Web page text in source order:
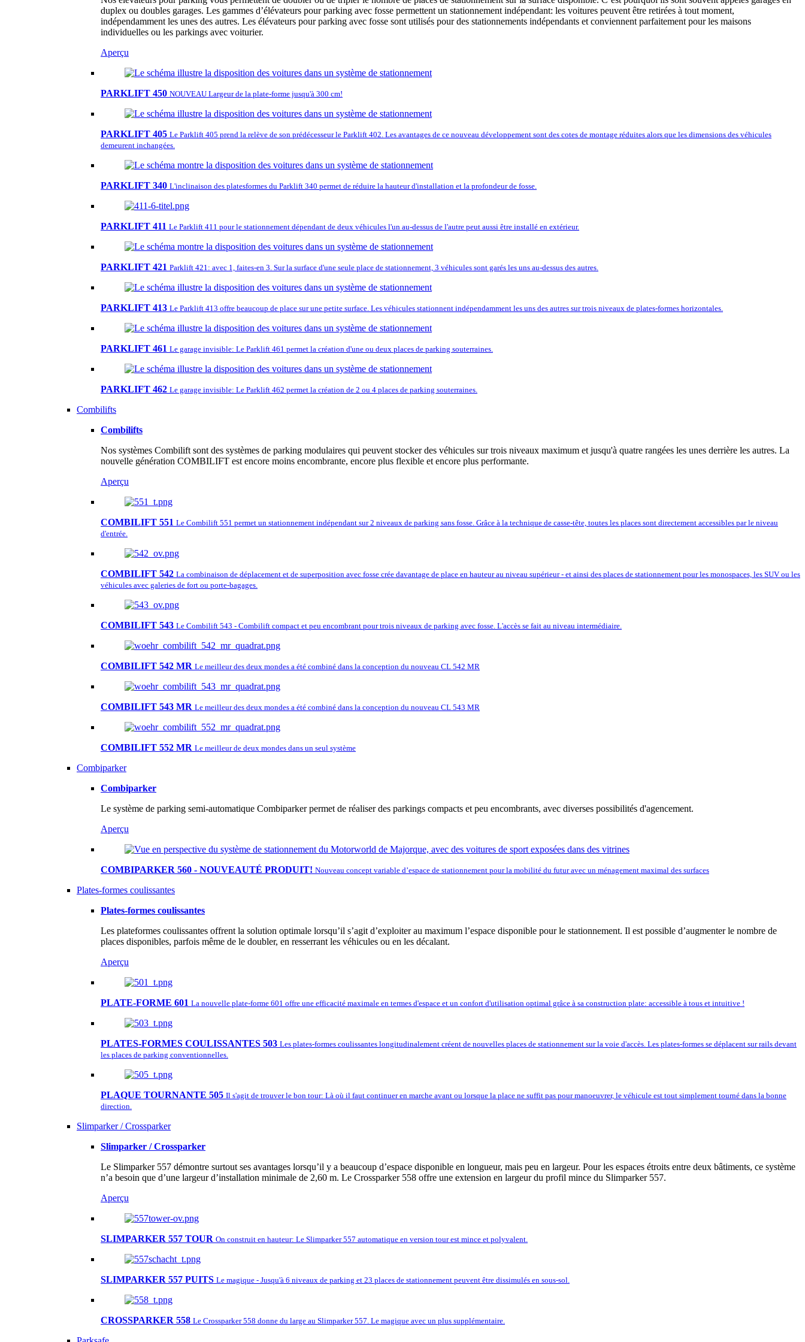
duplex ou doubles garages. Les gammes d’élévateurs pour parking avec fosse permettent un stationnement indépendant: les voitures peuvent être retirées à tout moment,
indépendamment les unes des autres. Les élévateurs pour parking avec fosse sont utilisés pour des stationnements indépendants et conviennent parfaitement pour les maisons
individuelles ou les parkings avec voiturier.
Aperçu
PARKLIFT 450 NOUVEAU Largeur de la plate-forme jusqu'à 300 cm!
PARKLIFT 405 Le Parklift 405 prend la relève de son prédécesseur le Parklift 402. Les avantages de ce nouveau développement sont des cotes de montage réduites alors que les dimensions des véhicules
demeurent inchangées.
PARKLIFT 340 L'inclinaison des platesformes du Parklift 340 permet de réduire la hauteur d'installation et la profondeur de fosse.
PARKLIFT 411 Le Parklift 411 pour le stationnement dépendant de deux véhicules l'un au-dessus de l'autre peut aussi être installé en extérieur.
PARKLIFT 421 Parklift 421: avec 1, faites-en 3. Sur la surface d'une seule place de stationnement, 3 véhicules sont garés les uns au-dessus des autres.
PARKLIFT 413 Le Parklift 413 offre beaucoup de place sur une petite surface. Les véhicules stationnent indépendamment les uns des autres sur trois niveaux de plates-formes horizontales.
PARKLIFT 461 Le garage invisible: Le Parklift 461 permet la création d'une ou deux places de parking souterraines.
PARKLIFT 462 Le garage invisible: Le Parklift 462 permet la création de 2 ou 4 places de parking souterraines.
Combilifts
Combilifts
Nos systèmes Combilift sont des systèmes de parking modulaires qui peuvent stocker des véhicules sur trois niveaux maximum et jusqu'à quatre rangées les unes derrière les autres. La
nouvelle génération COMBILIFT est encore moins encombrante, encore plus flexible et encore plus performante.
Aperçu
COMBILIFT 551 Le Combilift 551 permet un stationnement indépendant sur 2 niveaux de parking sans fosse. Grâce à la technique de casse-tête, toutes les places sont directement accessibles par le niveau
d'entrée.
COMBILIFT 542 La combinaison de déplacement et de superposition avec fosse crée davantage de place en hauteur au niveau supérieur - et ainsi des places de stationnement pour les monospaces, les SUV ou les
véhicules avec galeries de fort ou porte-bagages.
COMBILIFT 543 Le Combilift 543 - Combilift compact et peu encombrant pour trois niveaux de parking avec fosse. L'accès se fait au niveau intermédiaire.
COMBILIFT 542 MR Le meilleur des deux mondes a été combiné dans la conception du nouveau CL 542 MR
COMBILIFT 543 MR Le meilleur des deux mondes a été combiné dans la conception du nouveau CL 543 MR
COMBILIFT 552 MR Le meilleur de deux mondes dans un seul système
Combiparker
Combiparker
Le système de parking semi-automatique Combiparker permet de réaliser des parkings compacts et peu encombrants, avec diverses possibilités d'agencement.
Aperçu
COMBIPARKER 560 - NOUVEAUTÉ PRODUIT! Nouveau concept variable d’espace de stationnement pour la mobilité du futur avec un ménagement maximal des surfaces
Plates-formes coulissantes
Plates-formes coulissantes
Les plateformes coulissantes offrent la solution optimale lorsqu’il s’agit d’exploiter au maximum l’espace disponible pour le stationnement. Il est possible d’augmenter le nombre de
places disponibles, parfois même de le doubler, en resserrant les véhicules ou en les décalant.
Aperçu
PLATE-FORME 601 La nouvelle plate-forme 601 offre une efficacité maximale en termes d'espace et un confort d'utilisation optimal grâce à sa construction plate: accessible à tous et intuitive !
PLATES-FORMES COULISSANTES 503 Les plates-formes coulissantes longitudinalement créent de nouvelles places de stationnement sur la voie d'accès. Les plates-formes se déplacent sur rails devant
les places de parking conventionnelles.
PLAQUE TOURNANTE 505 Il s'agit de trouver le bon tour: Là où il faut continuer en marche avant ou lorsque la place ne suffit pas pour manoeuvrer, le véhicule est tout simplement tourné dans la bonne
direction.
Slimparker / Crossparker
Slimparker / Crossparker
Le Slimparker 557 démontre surtout ses avantages lorsqu’il y a beaucoup d’espace disponible en longueur, mais peu en largeur. Pour les espaces étroits entre deux bâtiments, ce système
n’a besoin que d’une largeur d’installation minimale de 2,60 m. Le Crossparker 558 offre une extension en largeur du profil mince du Slimparker 557.
Aperçu
SLIMPARKER 557 TOUR On construit en hauteur: Le Slimparker 557 automatique en version tour est mince et polyvalent.
SLIMPARKER 557 PUITS Le magique - Jusqu'à 6 niveaux de parking et 23 places de stationnement peuvent être dissimulés en sous-sol.
CROSSPARKER 558 Le Crossparker 558 donne du large au Slimparker 557. Le magique avec un plus supplémentaire.